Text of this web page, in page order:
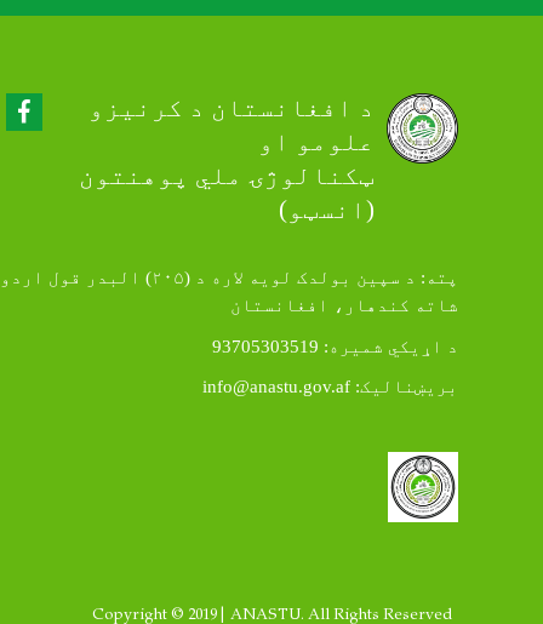
د افغانستان د کرنیزو
علومو او
ټکنالوژۍ ملي پوهنتون
(انسټو)
Facebook
پته: د سپین بولدک لویه لاره د (۲۰۵) البدر قول اردو
شاته کندهار، افغانستان
د اړيکي شمیره: 93705303519
بريښناليک: info@anastu.gov.af
Copyright © 2019 | ANASTU. All Rights Reserved